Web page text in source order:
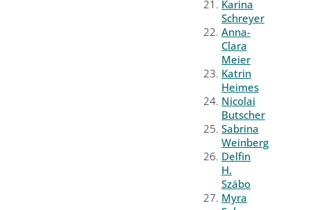
Karina
Schreyer
Anna-
Clara
Meier
Katrin
Heimes
Nicolai
Butscher
Sabrina
Weinberg
Delfin
H.
Szábo
Myra